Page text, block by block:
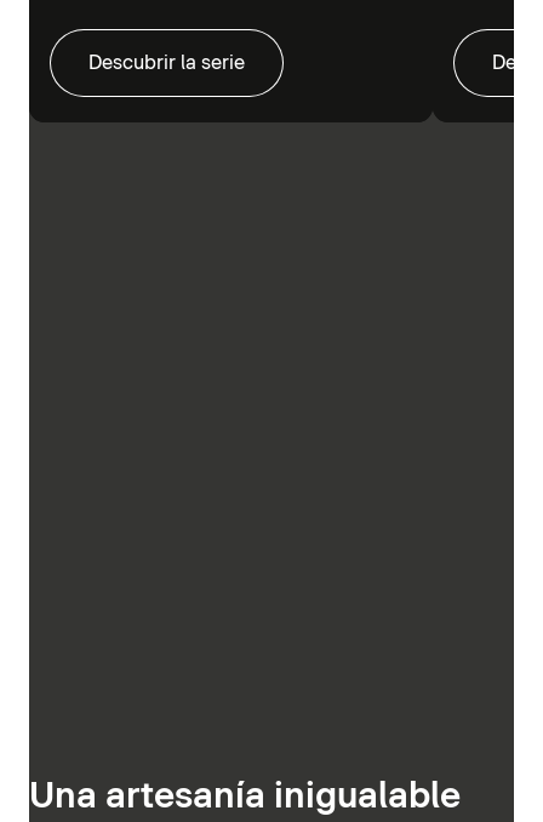
Descubrir la serie
Una artesanía inigualable